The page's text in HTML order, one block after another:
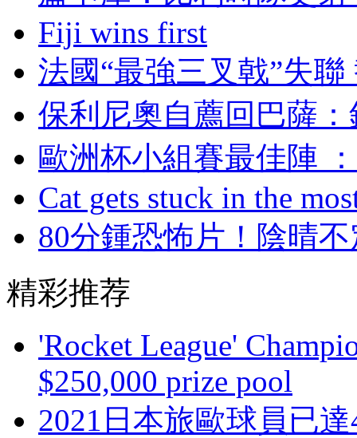
Fiji wins first
法國“最強三叉戟”失
保利尼奧自薦回巴薩
歐洲杯小組賽最佳陣
Cat gets stuck in the
80分鍾恐怖片！陰
精彩推荐
'Rocket League'
$250,000 prize pool
2021日本旅歐球員已